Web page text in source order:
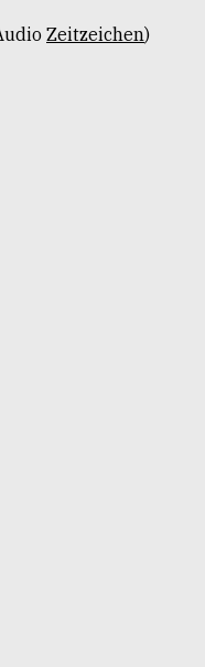
Zeitzeichen)